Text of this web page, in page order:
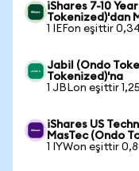
iShares 7-10
Tokenized)'dan
1 IEFon eşittir
Jabil (Ondo
Tokenized)'na
1 JBLon eşittir
iShares US
MasTec (Ondo
1 IYWon eşittir